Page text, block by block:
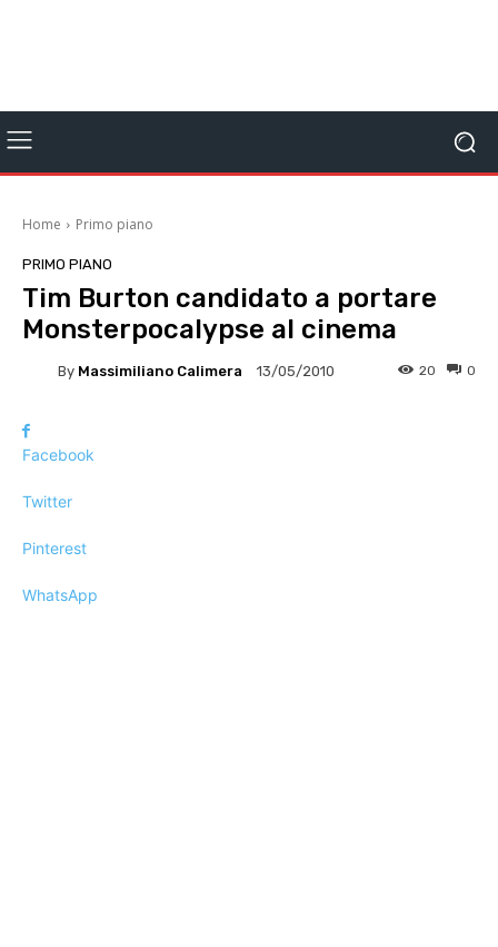
Home Primo piano
PRIMO PIANO
Tim Burton candidato a portare
Monsterpocalypse al cinema
By Massimiliano Calimera 13/05/2010 0
20
Facebook
Twitter
Pinterest
WhatsApp